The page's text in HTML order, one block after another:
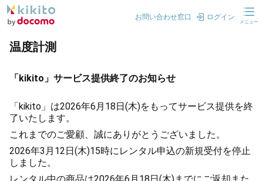
お問い合わせ窓口 ログイン
メニュー
温度計測
「kikito」サービス提供終了のお知らせ
「kikito」は2026年6月18日(木)をもってサービス提供を終
了いたします。
これまでのご愛顧、誠にありがとうございました。
2026年3月12日(木)15時にレンタル申込の新規受付を停止
しました。